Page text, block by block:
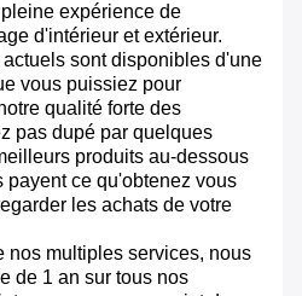
expérience de
d'intérieur et extérieur.
sont disponibles d'une
vous puissiez pour
qualité forte des
pas dupé par quelques
produits au-dessous
payent ce qu'obtenez vous
les achats de votre
nos multiples services, nous
de 1 an sur tous nos